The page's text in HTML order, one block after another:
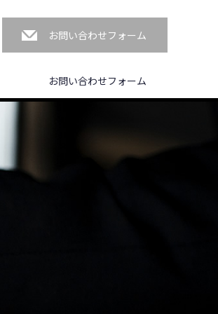
お問い合わせフォーム
お問い合わせフォーム